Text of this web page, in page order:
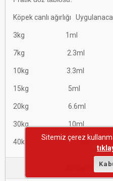
Köpek canlı ağırlığı
3kg 1ml
7kg 2.3ml
10kg 3.3ml
15kg 5ml
20kg 6.6ml
30kg 10ml
40kg 13.3ml
Aynı
Sitemiz çerez